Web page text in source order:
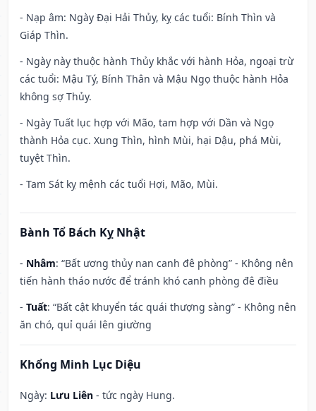
- Nạp âm: Ngày Đại Hải Thủy, kỵ các tuổi: Bính Thìn và
Giáp Thìn.
- Ngày này thuộc hành Thủy khắc với hành Hỏa, ngoại trừ
các tuổi: Mậu Tý, Bính Thân và Mậu Ngọ thuộc hành Hỏa
không sợ Thủy.
- Ngày Tuất lục hợp với Mão, tam hợp với Dần và Ngọ
thành Hỏa cục. Xung Thìn, hình Mùi, hại Dậu, phá Mùi,
tuyệt Thìn.
- Tam Sát kỵ mệnh các tuổi Hợi, Mão, Mùi.
Bành Tổ Bách Kỵ Nhật
- Nhâm: “Bất ương thủy nan canh đê phòng” - Không nên
tiến hành tháo nước để tránh khó canh phòng đê điều
- Tuất: “Bất cật khuyển tác quái thượng sàng” - Không nên
ăn chó, quỉ quái lên giường
Khổng Minh Lục Diệu
Ngày: Lưu Liên - tức ngày Hung.